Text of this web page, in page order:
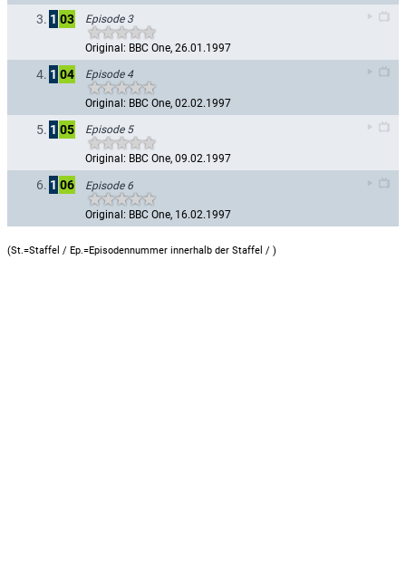
3. 1 03 Episode 3
Original: BBC One, 26.01.1997
4. 1 04 Episode 4
Original: BBC One, 02.02.1997
5. 1 05 Episode 5
Original: BBC One, 09.02.1997
6. 1 06 Episode 6
Original: BBC One, 16.02.1997
(St.=Staffel / Ep.=Episodennummer innerhalb der Staffel / )